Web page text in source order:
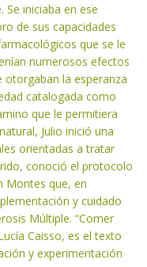
Se iniciaba en ese
de sus capacidades
que se le
numerosos efectos
la esperanza
catalogada como
que le permitiera
Julio inició una
orientadas a tratar
conoció el protocolo
Montes que, en
y cuidado
Múltiple. “Comer
Caisso, es el texto
y experimentación